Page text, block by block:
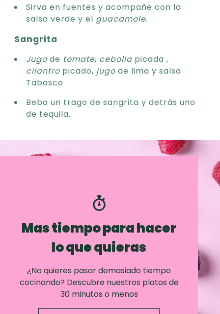
Sirva en fuentes y acompañe con la
salsa verde y el guacamole.
Sangrita
Jugo de tomate, cebolla picada ,
cilantro picado, jugo de lima y salsa
Tabasco
Beba un trago de sangrita y detrás uno
de tequila.
Mas tiempo para hacer
lo que quieras
¿No quieres pasar demasiado tiempo
cocinando? Descubre nuestros platos de
30 minutos o menos